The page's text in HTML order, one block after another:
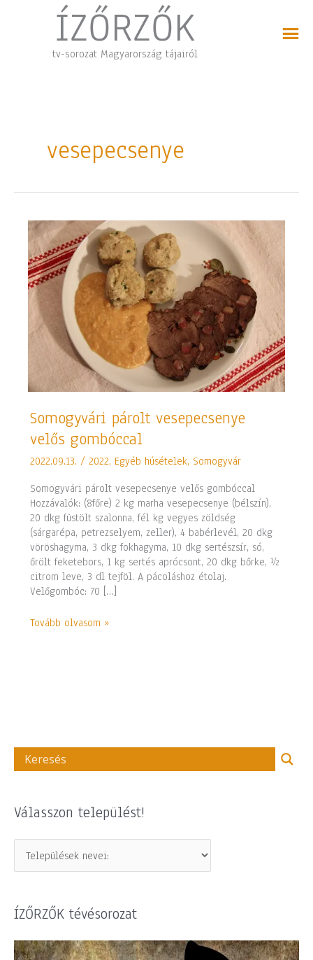
ÍZŐRZŐK
tv-sorozat Magyarország tájairól
vesepecsenye
Somogyvári párolt vesepecsenye
velős gombóccal
2022.09.13. /2022, Egyéb húsételek, Somogyvár
Somogyvári párolt vesepecsenye velős gombóccal
Hozzávalók: (8főre) 2 kg marha vesepecsenye (bélszín),
20 dkg füstölt szalonna, fél kg vegyes zöldség
(sárgarépa, petrezselyem, zeller), 4 babérlevél, 20 dkg
vöröshagyma, 3 dkg fokhagyma, 10 dkg sertészsír, só,
őrölt feketebors, 1 kg sertés aprócsont, 20 dkg bőrke, ½
citrom leve, 3 dl tejföl. A pácoláshoz étolaj.
Velőgombóc: 70 […]
Somogyvári
vesepecsenye
velős
Tovább olvasom »
Válasszon települést!
ÍZŐRZŐK tévésorozat